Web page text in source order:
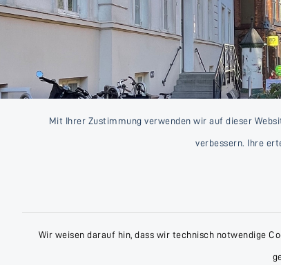
Mit Ihrer Zustimmung verwenden wir auf dieser
verbessern. Ihre
Wir weisen darauf hin, dass wir technisch notwendige